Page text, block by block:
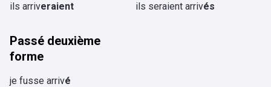
ils arriveraient ils seraient arrivés
Passé deuxième
forme
je fusse arrivé